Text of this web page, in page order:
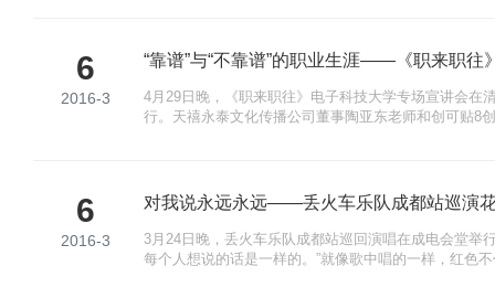
6
2016-3
“靠谱”与“不靠谱”的职业生涯——《职来职往
4月29日晚，《职来职往》电子科技大学专场宣讲会在
行。天禧永泰文化传播公司董事陶亚东老师和创可贴8
6
2016-3
对我说永远永远——丢火车乐队成都站巡演
3月24日晚，丢火车乐队成都站巡回演唱在成电会堂举
每个人想说的话是一样的。”就像歌中唱的一样，红色